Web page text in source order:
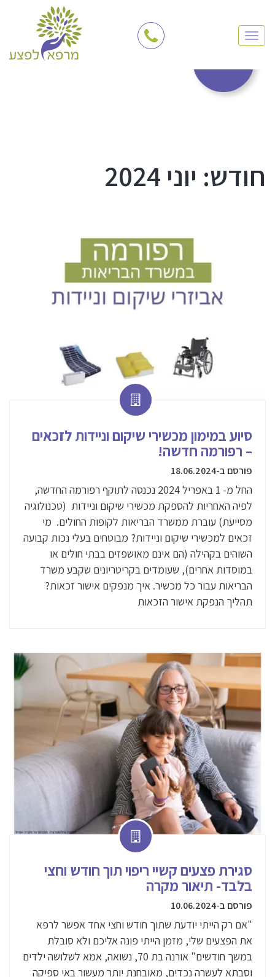
TOGGLE NAVIGATION
חודש: יוני 2024
סיוע במימון מכשירי שיקום וניידות לזכאים
– רפורמה חדשה!
פורסם ב-18.06.2024
החל מ- 1 באפריל 2024 נכנסה לתוקף רפורמה החדשה,
לפיה האחריות להספקת מכשירי שיקום וניידות (טכנולוגיה
מסייעת) עוברת ממשרד הבריאות לקופות החולים. מי
זכאים למכשירי שיקום וניידות? מבוטחים בעלי נכות קבועה
השוהים בקהילה (הם אינם מאושפזים בבתי חולים או
במוסדות אחרים), שעומדים בקריטריונים שקבע משרד
הבריאות עבור כל מכשיר. איך מנפקים אישור זכאות?
תהליך הנפקת אישור הזכאות
סגירת פצעים קשיי ריפוי תוך חודש וחצי
בלבד- תיאור מקרה
פורסם ב-10.06.2024
"אם רק הייתי יודעת שתוך חודש וחצי אחד אפשר לרפא
את הפצעים שלי, מזמן הייתי פונה אליכם ולא סובלת
במשך חודשים" אורנה בת 70, נשואה, אמא לשלושה ילדים
וסבתא לעשרה נכדים, מאובחנת יותר מעשור באי ספיקה